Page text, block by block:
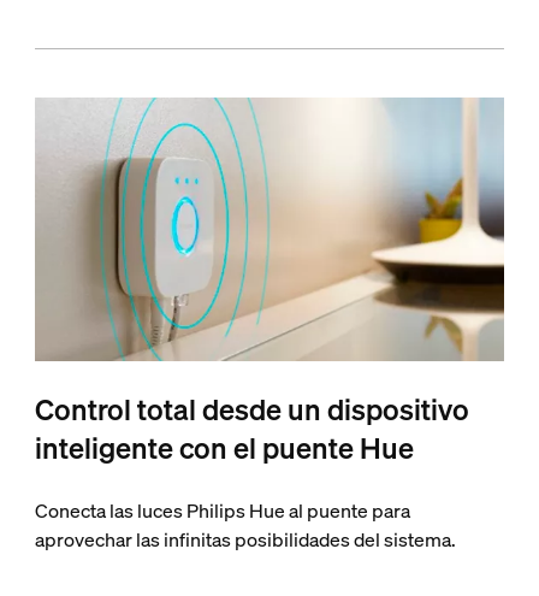
Control total desde un dispositivo
inteligente con el puente Hue
Conecta las luces Philips Hue al puente para
aprovechar las infinitas posibilidades del sistema.